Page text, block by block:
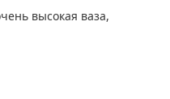
высокая ваза,